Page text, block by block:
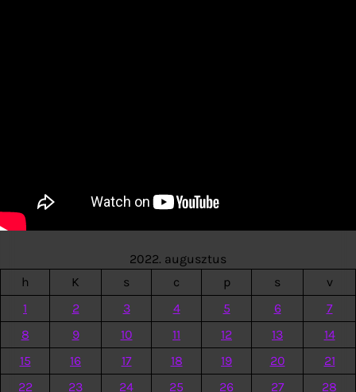
2022. augusztus
h
K s c p s
v
1
2 3 4 5 6
7
8
9 10 11 12 13
14
15
16 17 18 19 20
21
22
23 24 25 26 27
28